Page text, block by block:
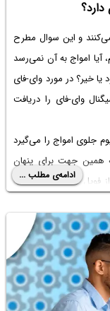
می‌کنند و این سوال مطرح
آیا امواج به آن نمی‌رسد
خیر؟ در مورد وای-فای
وای-فای را دریافت
جلوی امواج را می‌گیرد
همین جهت برای پنهان
آلومینیوم استفاده
ادامه‌ی مطلب ...